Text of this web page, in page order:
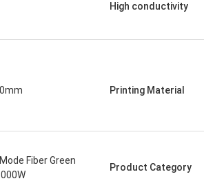
High conductivity
Printing Material
Fiber Green
Product Category